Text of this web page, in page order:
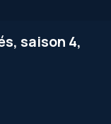
saison 4,